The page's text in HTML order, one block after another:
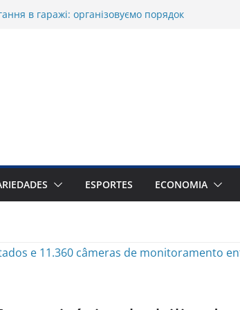
в гаражі: організовуємо порядок
sadəlik necə diqqəti çəkir
ESPORTES ECONOMIA